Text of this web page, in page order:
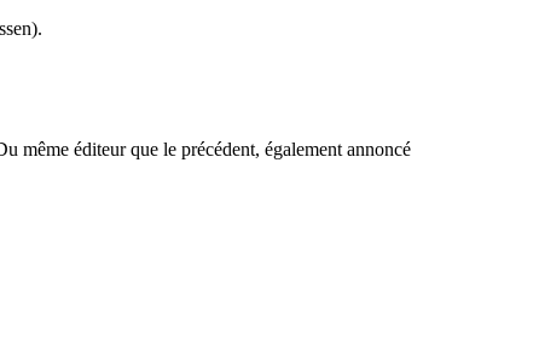
même éditeur que le précédent, également annoncé